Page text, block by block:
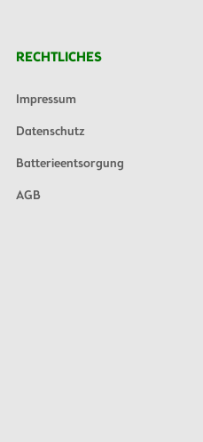
RECHTLICHES
Impressum
Datenschutz
Batterieentsorgung
AGB